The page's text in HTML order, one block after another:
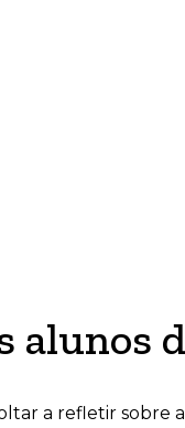
alunos
a refletir